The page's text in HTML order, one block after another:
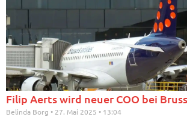
Filip Aerts wird neuer COO bei
Belinda Borg 27. Mai 2025 13:04